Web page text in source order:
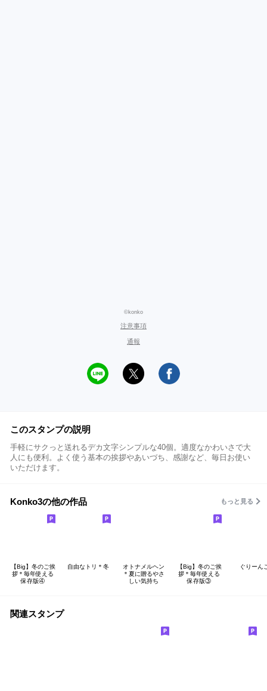
©konko
注意事項
通報
このスタンプの説明
手軽にサクっと送れるデカ文字シンプルな40個。適度なかわいさで大
人にも便利。よく使う基本の挨拶やあいづち、感謝など、毎日お使い
いただけます。
Konko3の他の作品 もっと見る
【Big】冬のご挨
拶＊毎年使える
保存版④
自由なトリ＊冬
オトナメルヘン
＊夏に贈るやさ
しい気持ち
【Big】冬のご挨
拶＊毎年使える
保存版③
ぐりーん
関連スタンプ